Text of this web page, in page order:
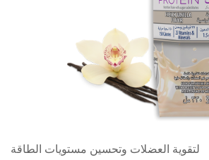
لتقوية العضلات وتحسين مستويات الطاقة